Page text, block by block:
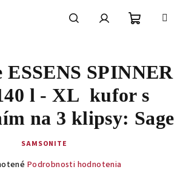
košík
ESSENS SPINNER
l - XL kufor s
na 3 klipsy: Sage
SAMSONITE
Podrobnosti hodnotenia